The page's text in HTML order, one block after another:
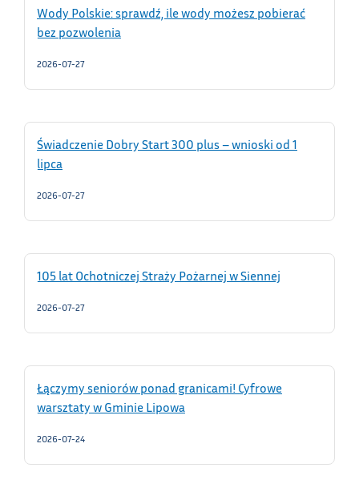
Wody Polskie: sprawdź, ile wody możesz pobierać
bez pozwolenia
2026-07-27
Świadczenie Dobry Start 300 plus – wnioski od 1
lipca
2026-07-27
105 lat Ochotniczej Straży Pożarnej w Siennej
2026-07-27
Łączymy seniorów ponad granicami! Cyfrowe
warsztaty w Gminie Lipowa
2026-07-24